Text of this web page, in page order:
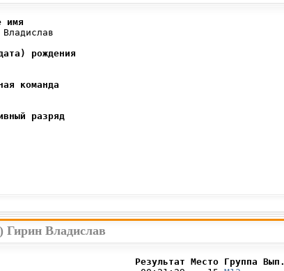
рождения
команда
разряд
Гирин Владислав
Результат Место Группа Вып.